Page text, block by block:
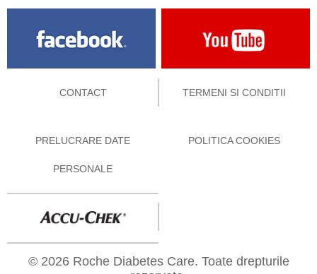
CONTACT TERMENI SI CONDITII
PRELUCRARE DATE
PERSONALE
POLITICA COOKIES
© 2026 Roche Diabetes Care. Toate drepturile